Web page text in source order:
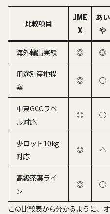
比較項目
JME
X
あい
や
海外輸出実績 ◎ ◎
用途別産地提
案
◎ ○
中東GCCラベ
ル対応
◎ ○
少ロット10kg
対応
◎ △
高級茶葉ライ
ン
◎ ○
この比較表から分かるように、